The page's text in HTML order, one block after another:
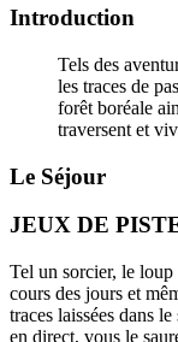
Introduction
Tels des
les traces de
forêt boréale
traversent et
Le Séjour
JEUX DE
Tel un sorcier, le loup
cours des jours et
traces laissées dans
en direct, vous le